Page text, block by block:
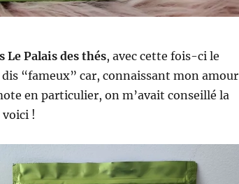
Le Palais des thés, avec cette fois-ci le
dis “fameux” car, connaissant mon amour
en particulier, on m’avait conseillé la
!